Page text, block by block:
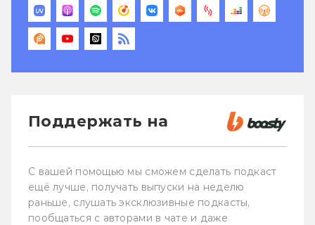
Поддержать на
С вашей помощью мы сможем сделать подкаст
ещё лучше, получать выпуски на неделю
раньше, слушать эксклюзивные подкасты,
пообщаться с авторами в чате и даже